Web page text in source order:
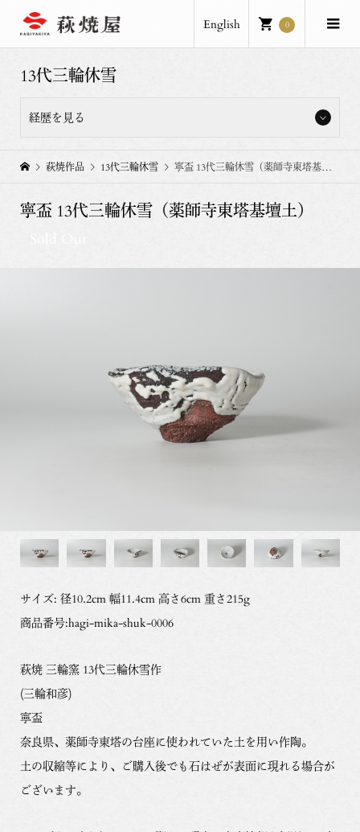
English 0
13代三輪休雪
経歴を見る
陶歴
1984年 現代の陶芸II 「いま、大きなやきものに何が見えるか」展
1992年 「日本の陶芸『今』百選」展 （三越エトワール/パリ、日本
橋三越本店/東京）
1996年 「三輪窯 伝統と革新の歩み」展 （松坂屋美術館/名古屋）
1997年 個展 「DEAD ENDのデッドエンド」 （彩陶庵ロフト/萩）
1998年 Lazer 1998 Kazuhiko MIWA Project （秋吉台国際芸術村/山
2005年 第3回京畿道 世界陶磁ビエンナーレ 世界現代陶磁展 「横断す
る陶磁芸術の境界」招待 （韓国）
2006年 「日本陶芸100年の精華」展 （茨城県陶芸美術館/笠間）
Ceramic NOW+」 （兵庫陶芸美術館/丹波篠山）
第1回「パラミタ陶芸大賞」展 （paramita museum/三重）
2007年 日本陶磁協会賞受賞
2012年 国際陶芸アカデミー会員 山口県選奨 受賞
2016年 「革新の工芸 “伝統と前衛”、そして現代」展 （東京国立近代
美術館工芸館/東京）
「近代工芸と茶の湯II」展 （東京国立近代美術館工芸館/東京）
2017年 「現代の茶陶｣展 （茨城県陶芸美術館/茨城）
個展 三輪和彦 「エル・キャピタン」 （しぶや黒田陶苑/東京）
2018年 個展 三輪和彦「咲き初むる白」 （日本橋三越本店/東京）
IAC「New Orientalia」展 （新北市立鶯歌陶瓷博物館/台湾）
萩焼作品 13代三輪休雪 寧盃 13代三輪休雪（薬師寺東塔基壇土）
寧盃 13代三輪休雪（薬師寺東塔基壇土）
サイズ: 径10.2cm 幅11.4cm 高さ6cm 重さ215g
商品番号:hagi-mika-shuk-0006
萩焼 三輪窯 13代三輪休雪作
(三輪和彦)
寧盃
奈良県、薬師寺東塔の台座に使われていた土を用い作陶。
土の収縮等により、ご購入後でも石はぜが表面に現れる場合が
ございます。